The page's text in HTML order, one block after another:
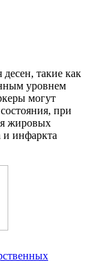
такие как
уровнем
могут
при
жировых
и инфаркта